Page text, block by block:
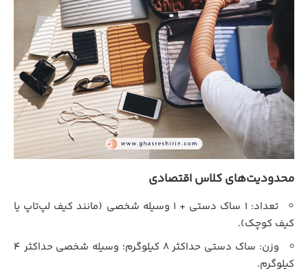
محدودیت‌های کلاس اقتصادی
تعداد: ۱ ساک دستی + ۱ وسیله شخصی (مانند کیف لپ‌تاپ یا
کیف کوچک).
وزن: ساک دستی حداکثر ۸ کیلوگرم؛ وسیله شخصی حداکثر ۴
کیلوگرم.